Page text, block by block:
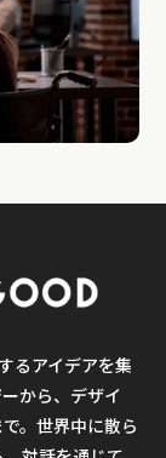
るアイデアを集
から、デザイ
。世界中に散ら